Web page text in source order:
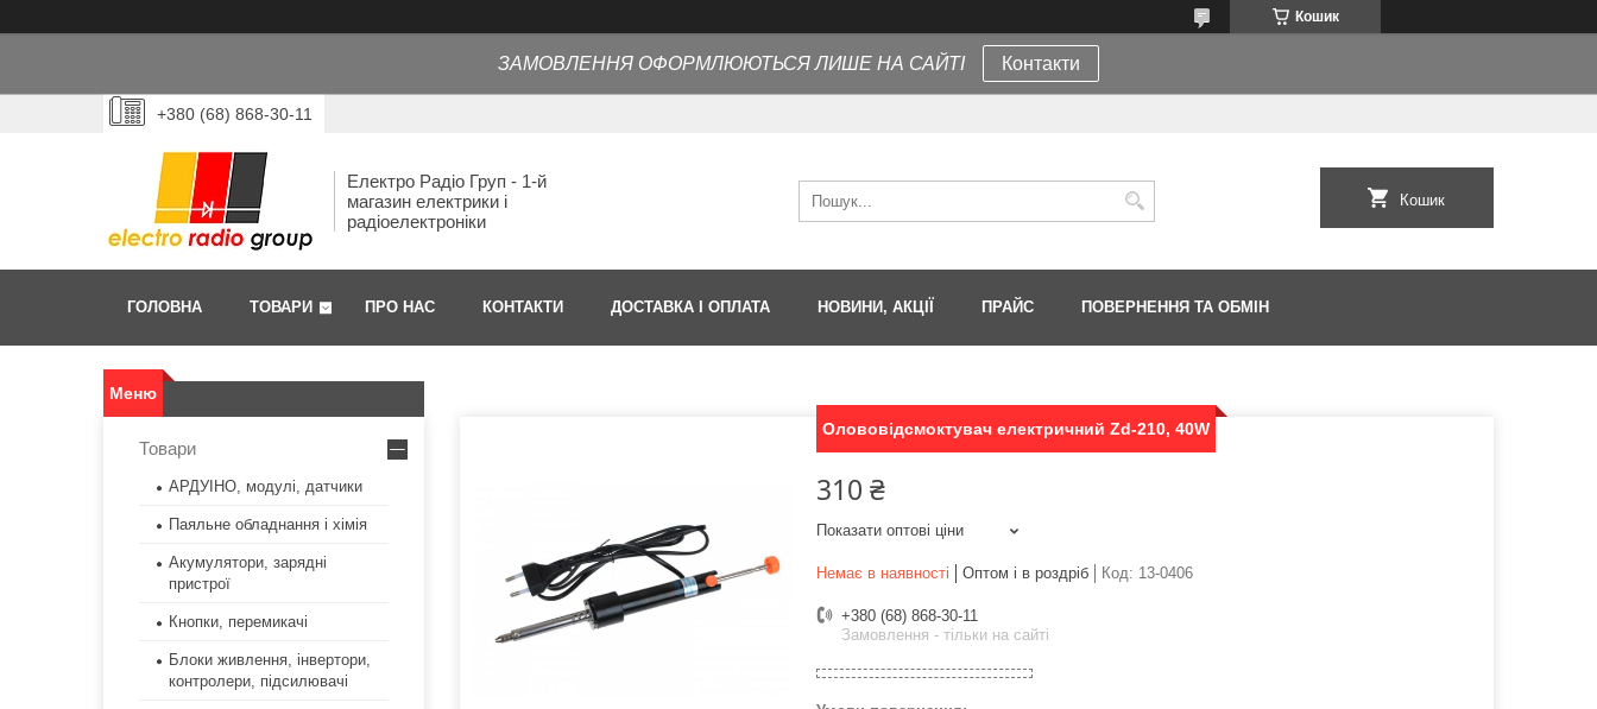
Кошик
ЗАМОВЛЕННЯ ОФОРМЛЮЮТЬСЯ ЛИШЕ НА САЙТІ Контакти
+380 (68) 868-30-11
Електро Радіо Груп - 1-й
магазин електрики і
радіоелектроніки
Кошик
ГОЛОВНА ТОВАРИ ПРО НАС КОНТАКТИ ДОСТАВКА І ОПЛАТА НОВИНИ, АКЦІЇ ПРАЙС ПОВЕРНЕННЯ ТА ОБМІН
Олововідсмоктувач електричний Zd-210, 40W
310 ₴
Показати оптові ціни
Немає в наявності Оптом і в роздріб Код: 13-0406
+380 (68) 868-30-11
Замовлення - тільки на сайті
Товари
АРДУІНО, модулі, датчики
Паяльне обладнання і хімія
Акумулятори, зарядні
пристрої
Кнопки, перемикачі
Блоки живлення, інвертори,
контролери, підсилювачі